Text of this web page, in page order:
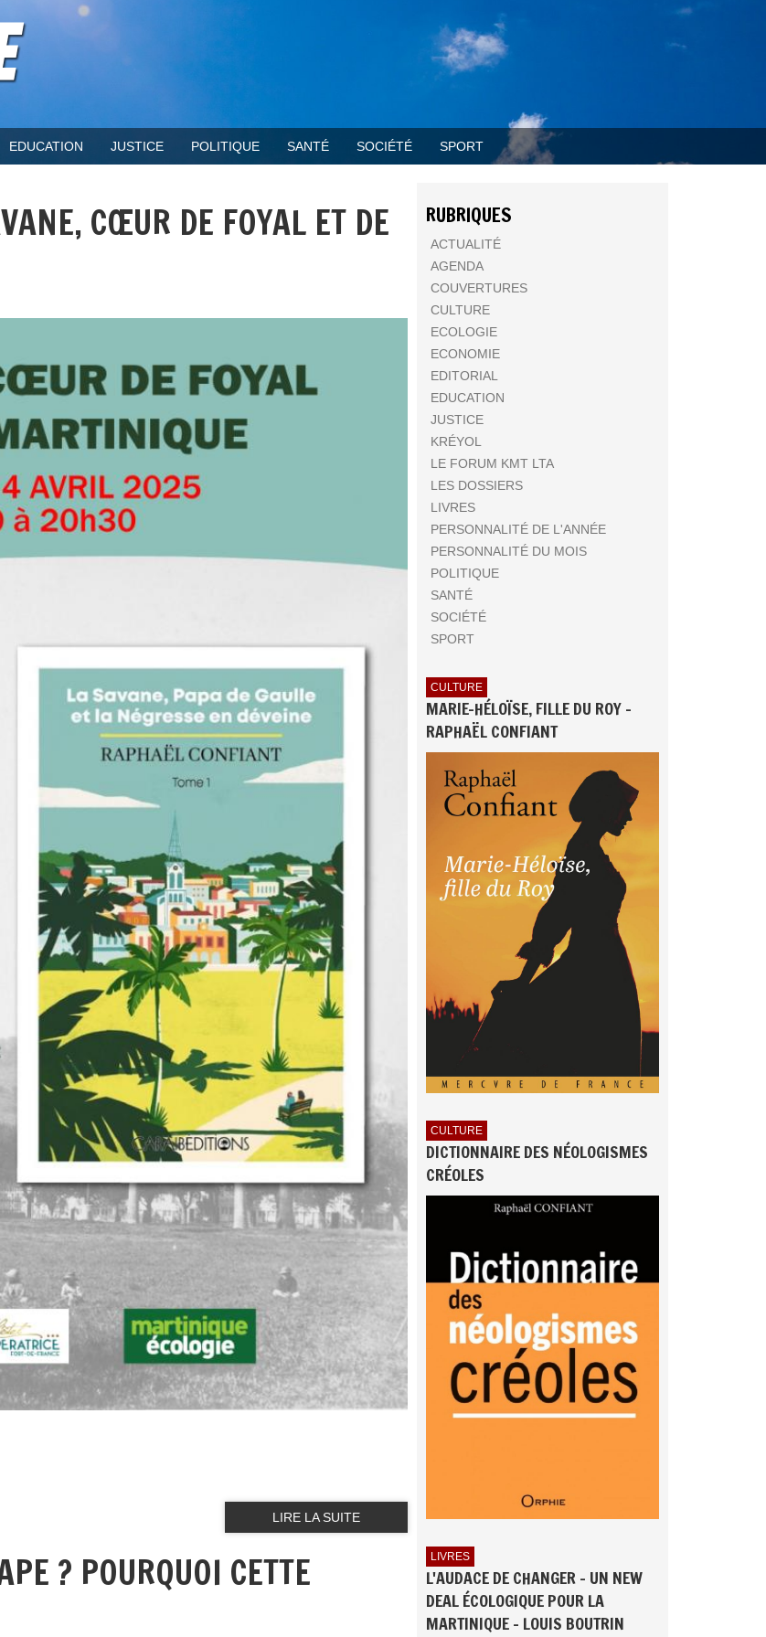
EDUCATION JUSTICE POLITIQUE SANTÉ SOCIÉTÉ SPORT
CŒUR DE FOYAL ET DE
LIRE LA SUITE
? POURQUOI CETTE
RUBRIQUES
ACTUALITÉ
AGENDA
COUVERTURES
CULTURE
ECOLOGIE
ECONOMIE
EDITORIAL
EDUCATION
JUSTICE
KRÉYOL
LE FORUM KMT LTA
LES DOSSIERS
LIVRES
PERSONNALITÉ DE L'ANNÉE
PERSONNALITÉ DU MOIS
POLITIQUE
SANTÉ
SOCIÉTÉ
SPORT
CULTURE
MARIE-HÉLOÏSE, FILLE DU ROY -
RAPHAËL CONFIANT
CULTURE
DICTIONNAIRE DES NÉOLOGISMES
CRÉOLES
LIVRES
L'AUDACE DE CHANGER - UN NEW
DEAL ÉCOLOGIQUE POUR LA
MARTINIQUE - LOUIS BOUTRIN